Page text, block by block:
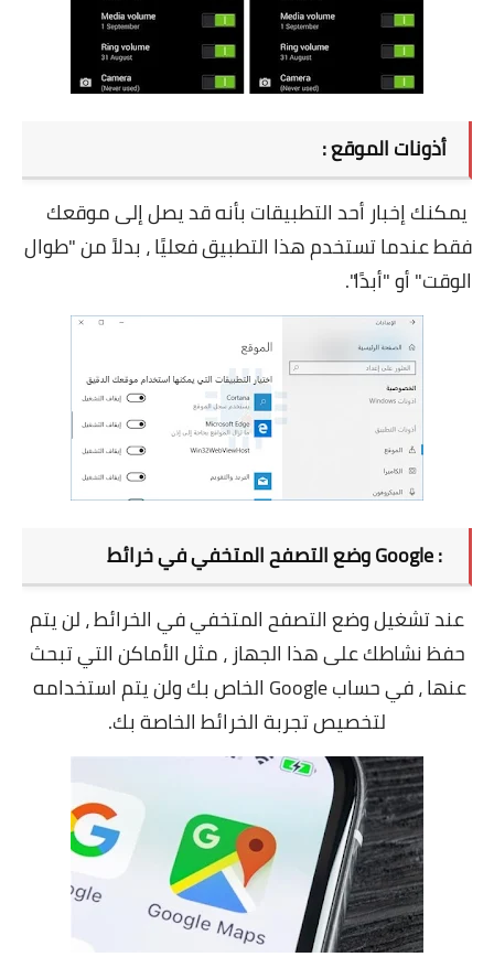
أذونات الموقع :
يمكنك إخبار أحد التطبيقات بأنه قد يصل إلى موقعك
فقط عندما تستخدم هذا التطبيق فعليًا ، بدلاً من "طوال
الوقت" أو "أبدًا".
وضع التصفح المتخفي في خرائط Google :
عند تشغيل وضع التصفح المتخفي في الخرائط ، لن يتم
حفظ نشاطك على هذا الجهاز ، مثل الأماكن التي تبحث
عنها ، في حساب Google الخاص بك ولن يتم استخدامه
لتخصيص تجربة الخرائط الخاصة بك.